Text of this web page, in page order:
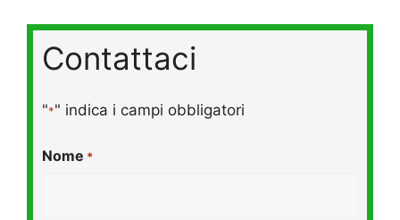
Contattaci
"*" indica i campi obbligatori
Nome *